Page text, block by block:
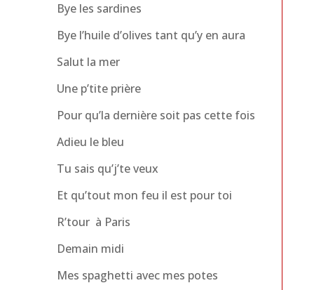
Bye les sardines
Bye l’huile d’olives tant qu’y en aura
Salut la mer
Une p’tite prière
Pour qu’la dernière soit pas cette fois
Adieu le bleu
Tu sais qu’j’te veux
Et qu’tout mon feu il est pour toi
R’tour à Paris
Demain midi
Mes spaghetti avec mes potes